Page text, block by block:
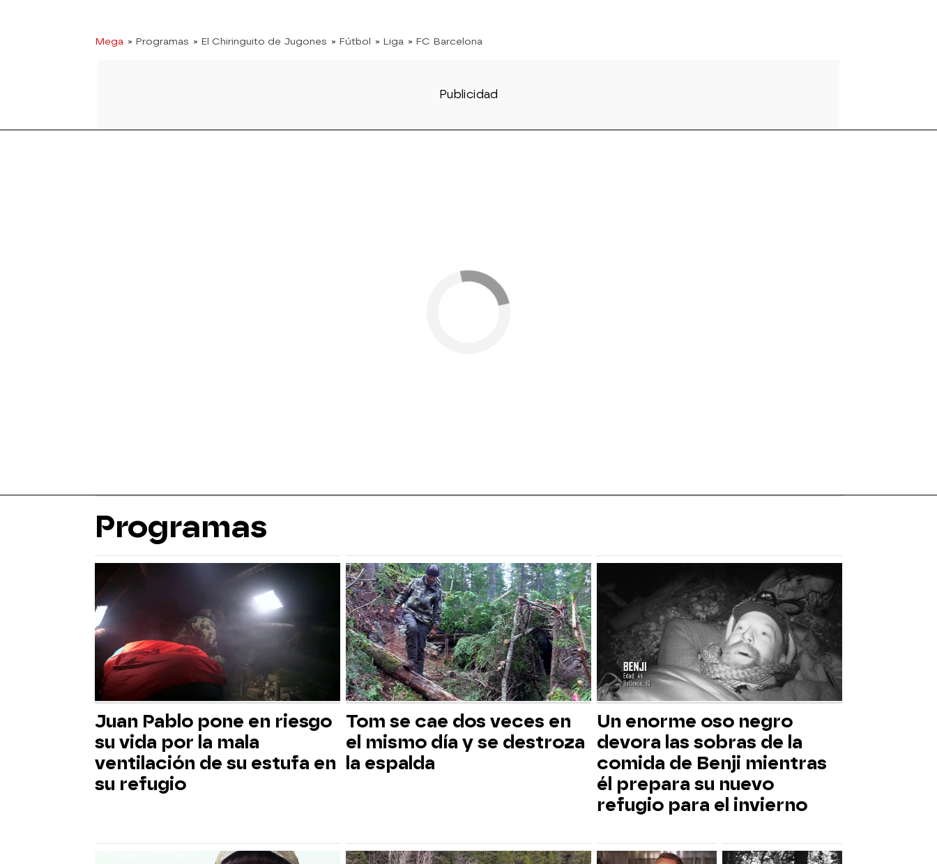
Mega » Programas » El Chiringuito de Jugones » Fútbol » Liga » FC Barcelona
Programas
Juan Pablo pone en riesgo
su vida por la mala
ventilación de su estufa en
su refugio
Tom se cae dos veces en
el mismo día y se destroza
la espalda
Un enorme oso negro
devora las sobras de la
comida de Benji mientras
él prepara su nuevo
refugio para el invierno